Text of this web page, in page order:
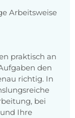
Arbeitsweise
praktisch an
den
richtig. In
bei
Ihre